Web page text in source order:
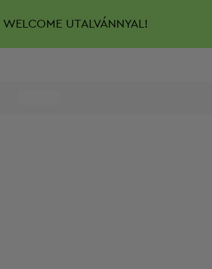
WELCOME UTALVÁNNYAL!